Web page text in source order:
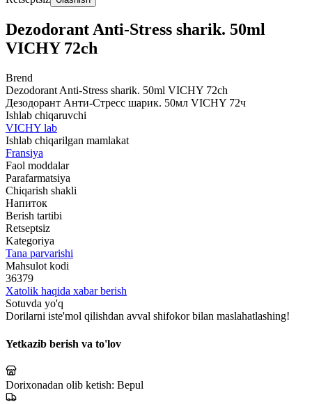
Dezodorant Anti-Stress sharik. 50ml
VICHY 72ch
Brend
Dezodorant Anti-Stress sharik. 50ml VICHY 72ch
Дезодорант Анти-Стресс шарик. 50мл VICHY 72ч
Ishlab chiqaruvchi
VICHY lab
Ishlab chiqarilgan mamlakat
Fransiya
Faol moddalar
Parafarmatsiya
Chiqarish shakli
Напиток
Berish tartibi
Retseptsiz
Kategoriya
Tana parvarishi
Mahsulot kodi
36379
Xatolik haqida xabar berish
Sotuvda yo'q
Dorilarni iste'mol qilishdan avval shifokor bilan maslahatlashing!
Yetkazib berish va to'lov
Dorixonadan olib ketish: Bepul